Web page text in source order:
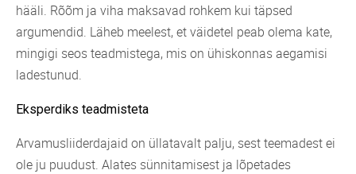
hääli. Rõõm ja viha maksavad rohkem kui täpsed
argumendid. Läheb meelest, et väidetel peab olema kate,
mingigi seos teadmistega, mis on ühiskonnas aegamisi
ladestunud.
Eksperdiks teadmisteta
Arvamusliiderdajaid on üllatavalt palju, sest teemadest ei
ole ju puudust. Alates sünnitamisest ja lõpetades